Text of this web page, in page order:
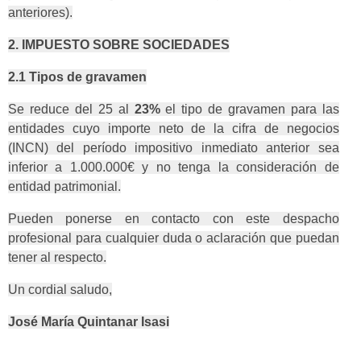
anteriores).
2. IMPUESTO SOBRE SOCIEDADES
2.1 Tipos de gravamen
Se reduce del 25 al 23%el tipo de gravamen para las
entidades cuyo importe neto de la cifra de negocios
(INCN) del período impositivo inmediato anterior sea
inferior a 1.000.000€ y no tenga la consideración de
entidad patrimonial.
Pueden ponerse en contacto con este despacho
profesional para cualquier duda o aclaración que puedan
tener al respecto.
Un cordial saludo,
José María Quintanar Isasi